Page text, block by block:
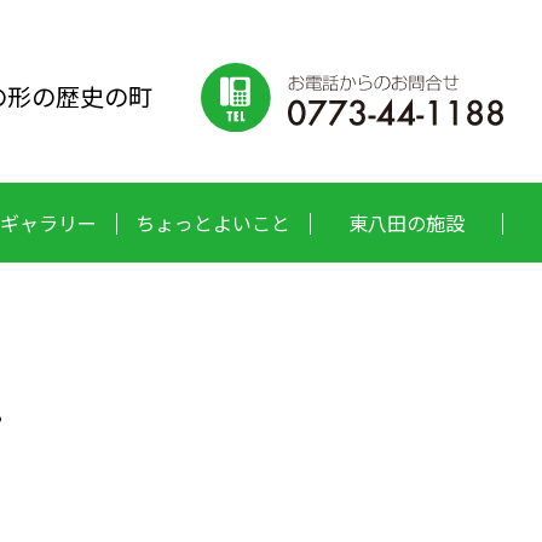
の歴史の町
ャラリー ちょっとよいこと 東八田の施設